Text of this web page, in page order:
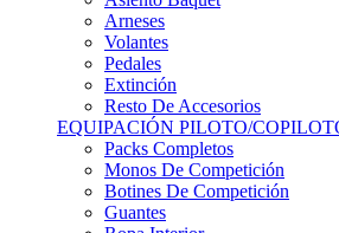
Volantes
Pedales
Extinción
Resto De Accesorios
EQUIPACIÓN PILOTO/COPILOTO
Packs Completos
Monos De Competición
Botines De Competición
Guantes
Ropa Interior
Cascos